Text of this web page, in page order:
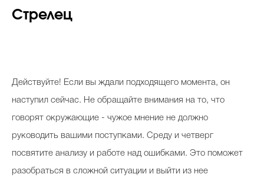
Стрелец
Действуйте! Если вы ждали подходящего момента, он
наступил сейчас. Не обращайте внимания на то, что
говорят окружающие - чужое мнение не должно
руководить вашими поступками. Среду и четверг
посвятите анализу и работе над ошибками. Это поможет
разобраться в сложной ситуации и выйти из нее